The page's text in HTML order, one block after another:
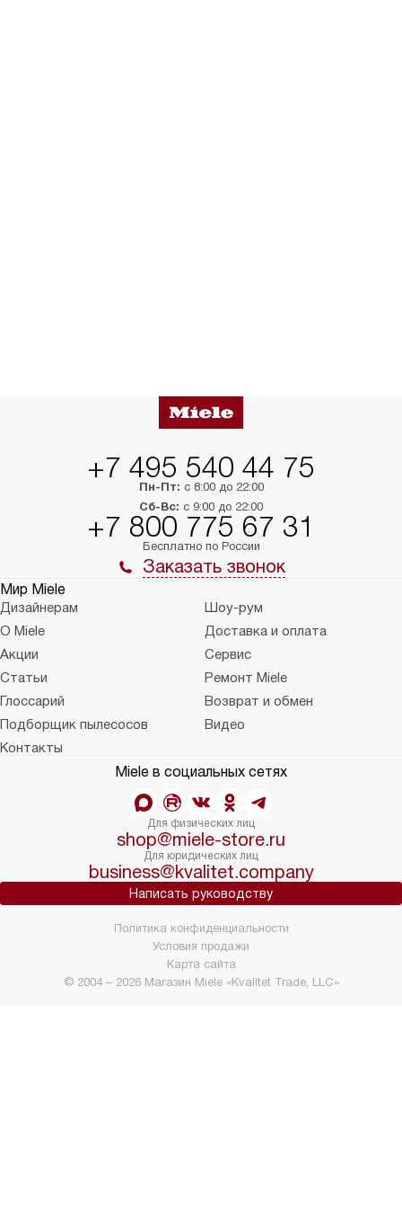
+7 495 540 44 75
Пн-Пт: с 8:00 до 22:00
Сб-Вс: с 9:00 до 22:00
+7 800 775 67 31
Бесплатно по России
Заказать звонок
Мир Miele
Дизайнерам
Шоу-рум
О Miele
Доставка и оплата
Акции
Сервис
Статьи
Ремонт Miele
Глоссарий
Возврат и обмен
Подборщик пылесосов
Видео
Контакты
Miele в социальных сетях
Для физических лиц
shop@miele-store.ru
Для юридических лиц
business@kvalitet.company
Написать руководству
© 2004 – 2026 Магазин Miele «Kvalitet Trade, LLC»
Политика конфиденциальности
Условия продажи
Карта сайта